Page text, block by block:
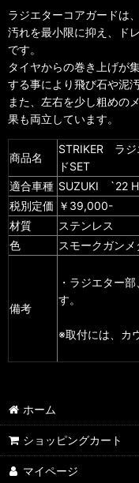
ラジエターコアガードは
汚れを最小限に抑え、ド
です。
タイヤからの巻き上げが
する事により飛び石や泥
また、左右を少し粗めの
果も両立しています。
商品名
STRIKER ラジ
ドSET
適合車種 SUZUKI `22
税別定価 ￥39,000-
材質
ステンレス
色
スモークガンメ
備考
・ラジエター
す。
※取付には、カ
ホーム
ショッピングカート
マイページ